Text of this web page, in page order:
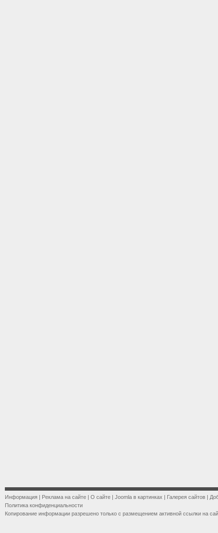
Информация | Реклама на сайте | О сайте | Joomla в картинках | Галерея сайтов |
Политика конфиденциальности
Копирование информации разрешено только с размещением активной ссылки на